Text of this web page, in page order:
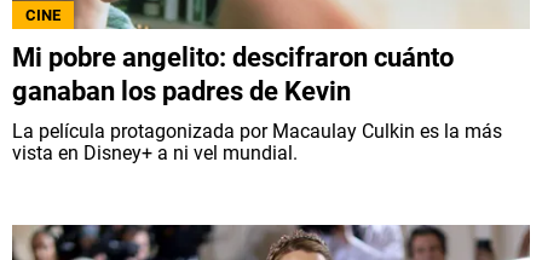
CINE
Mi pobre angelito: descifraron cuánto
ganaban los padres de Kevin
La película protagonizada por Macaulay Culkin es la más
vista en Disney+ a ni vel mundial.